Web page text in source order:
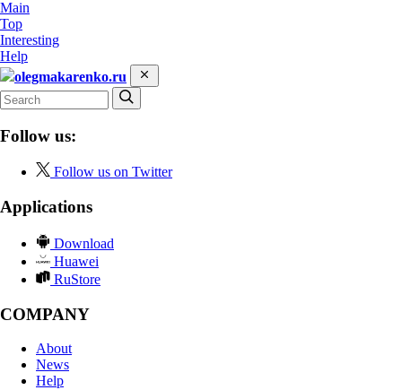
Main
Top
Interesting
Help
olegmakarenko.ru
Follow us:
Follow us on Twitter
Applications
Download
Huawei
RuStore
COMPANY
About
News
Help